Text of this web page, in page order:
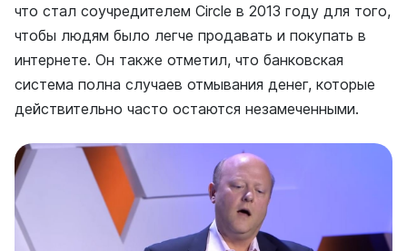
что стал соучредителем Circle в 2013 году для того,
чтобы людям было легче продавать и покупать в
интернете. Он также отметил, что банковская
система полна случаев отмывания денег, которые
действительно часто остаются незамеченными.